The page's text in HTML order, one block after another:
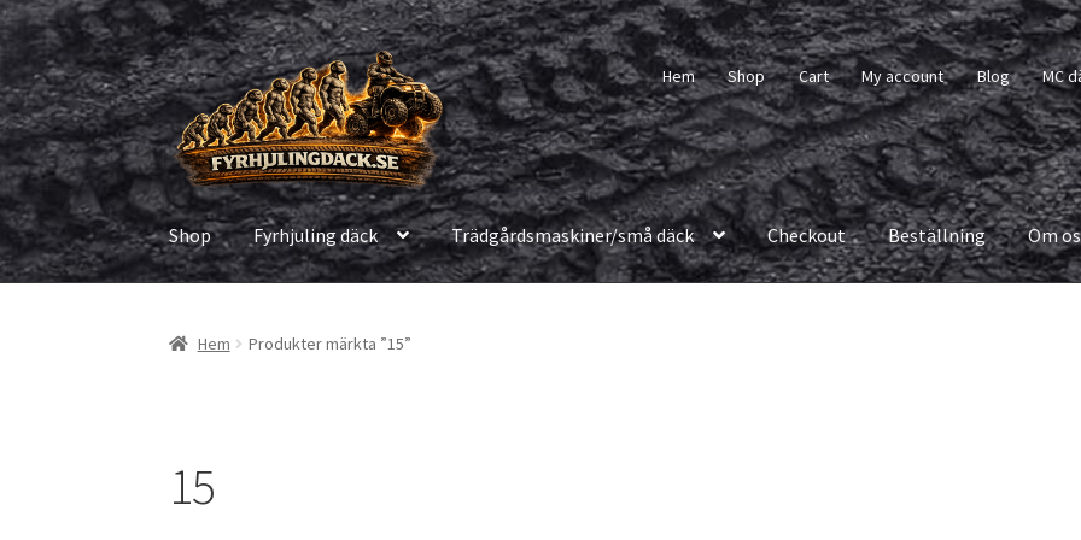
Hoppa
till
navigering
Hoppa
till
innehåll
Hem Shop Cart My account Blog MC
Shop Fyrhjuling däck Trädgårdsmaskiner/små däck Checkout Beställning Om
Hem Produkter märkta ”15”
15